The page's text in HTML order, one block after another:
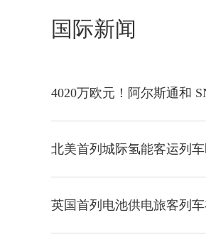
国际新闻
4020万欧元！阿尔斯通和
北美首列城际氢能客运列
英国首列电池供电旅客列